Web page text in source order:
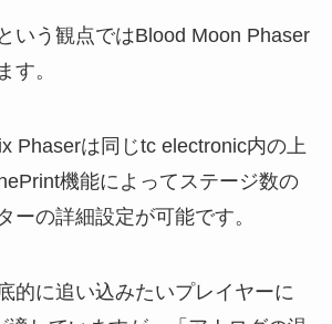
いう観点ではBlood Moon Phaser
す。
Phaserは同じtc electronic内の上
機能によってステージ数の
ーの詳細設定が可能です。
的に追い込みたいプレイヤーに